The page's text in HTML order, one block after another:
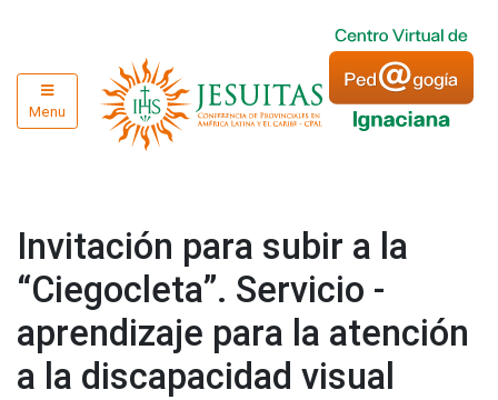
Menu
Invitación para subir a la
“Ciegocleta”. Servicio -
aprendizaje para la atención
a la discapacidad visual